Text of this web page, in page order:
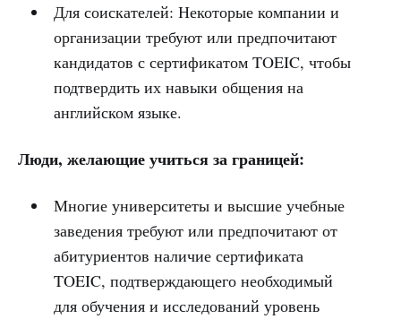
Для соискателей: Некоторые компании и
организации требуют или предпочитают
кандидатов с сертификатом TOEIC, чтобы
подтвердить их навыки общения на
английском языке.
Люди, желающие учиться за границей:
Многие университеты и высшие учебные
заведения требуют или предпочитают от
абитуриентов наличие сертификата
TOEIC, подтверждающего необходимый
для обучения и исследований уровень